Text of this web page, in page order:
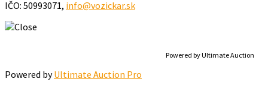
IČO: 50993071, info@vozickar.sk
Powered by Ultimate Auction
Powered byUltimate Auction Pro